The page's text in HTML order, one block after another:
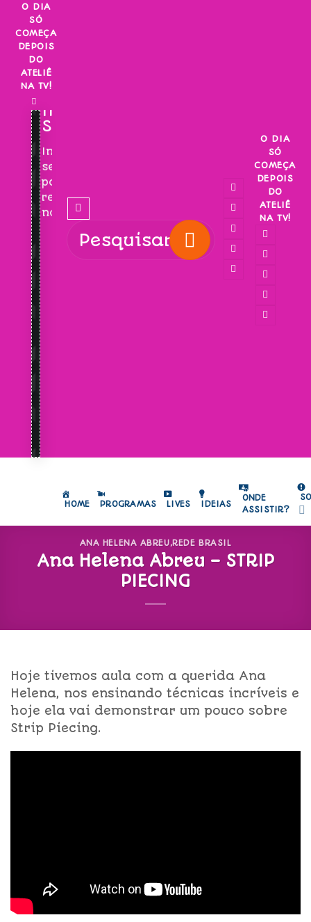
Skip
content
O DIA
SÓ
COMEÇA
DEPOIS
DO
ATELIÊ
NA TV!
INSCREVA-
SE!
Inscreva-
se
para
receber
novidades!
O DIA
SÓ
COMEÇA
DEPOIS
DO
ATELIÊ
NA TV!
HOME PROGRAMAS LIVES IDEIAS
ONDE
ASSISTIR?
ANA HELENA ABREU,REDE BRASIL
Ana Helena Abreu – STRIP
PIECING
Hoje tivemos aula com a querida Ana
Helena, nos ensinando técnicas incríveis e
hoje ela vai demonstrar um pouco sobre
Strip Piecing.